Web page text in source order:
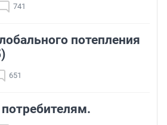
741
потепления
651